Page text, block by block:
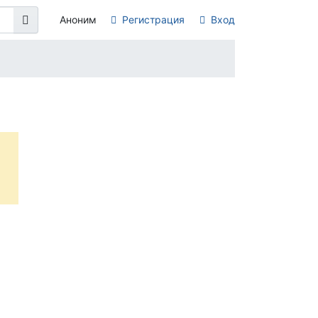
Аноним Регистрация Вход